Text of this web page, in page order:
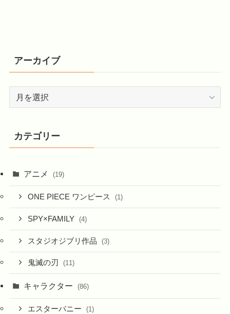
アーカイブ
ブ
カテゴリー
アニメ (19)
ONE PIECE ワンピース (1)
SPY×FAMILY (4)
スタジオジブリ作品 (3)
鬼滅の刃 (11)
キャラクター (86)
エスターバニー (1)